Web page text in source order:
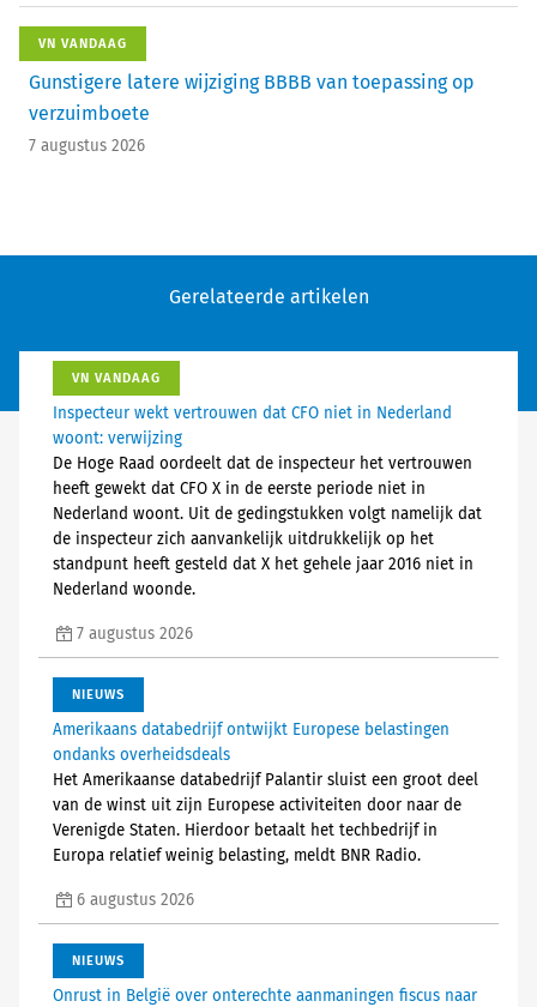
VN VANDAAG
Gunstigere latere wijziging BBBB van toepassing op
verzuimboete
7 augustus 2026
Gerelateerde artikelen
VN VANDAAG
Inspecteur wekt vertrouwen dat CFO niet in Nederland
woont: verwijzing
De Hoge Raad oordeelt dat de inspecteur het vertrouwen
heeft gewekt dat CFO X in de eerste periode niet in
Nederland woont. Uit de gedingstukken volgt namelijk dat
de inspecteur zich aanvankelijk uitdrukkelijk op het
standpunt heeft gesteld dat X het gehele jaar 2016 niet in
Nederland woonde.
7 augustus 2026
NIEUWS
Amerikaans databedrijf ontwijkt Europese belastingen
ondanks overheidsdeals
Het Amerikaanse databedrijf Palantir sluist een groot deel
van de winst uit zijn Europese activiteiten door naar de
Verenigde Staten. Hierdoor betaalt het techbedrijf in
Europa relatief weinig belasting, meldt BNR Radio.
6 augustus 2026
NIEUWS
Onrust in België over onterechte aanmaningen fiscus naar